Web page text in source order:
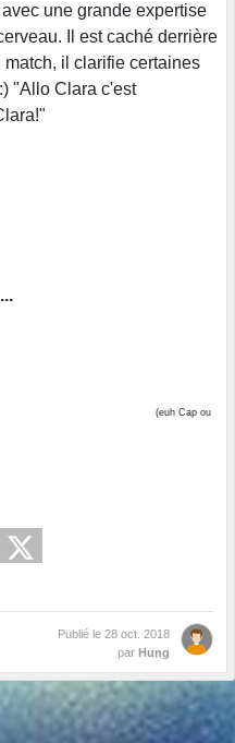
une grande expertise
Il est caché derrière
il clarifie certaines
"Allo Clara c'est
(euh Cap ou
Publié le 28 oct. 2018
par Hung